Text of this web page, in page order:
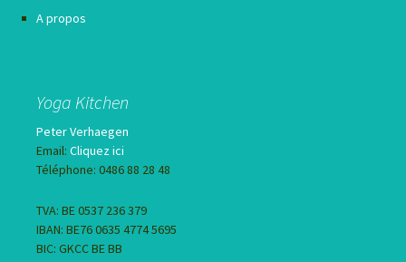
A propos
Yoga Kitchen
Peter Verhaegen
Email: Cliquez ici
Téléphone: 0486 88 28 48
TVA: BE 0537 236 379
IBAN: BE76 0635 4774 5695
BIC: GKCC BE BB